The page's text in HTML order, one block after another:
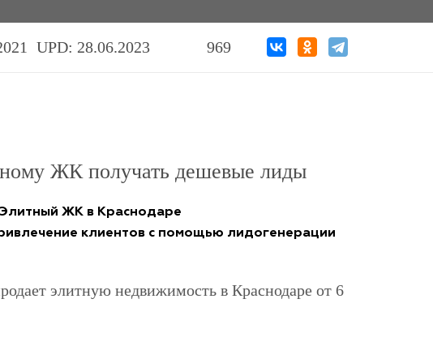
UPD: 28.06.2023 969
ЖК получать дешевые лиды
Элитный ЖК в Краснодаре
клиентов с помощью лидогенерации
элитную недвижимость в Краснодаре от 6